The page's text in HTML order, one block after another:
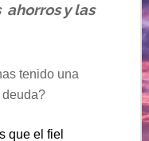
ahorros y las
tenido una
que el fiel